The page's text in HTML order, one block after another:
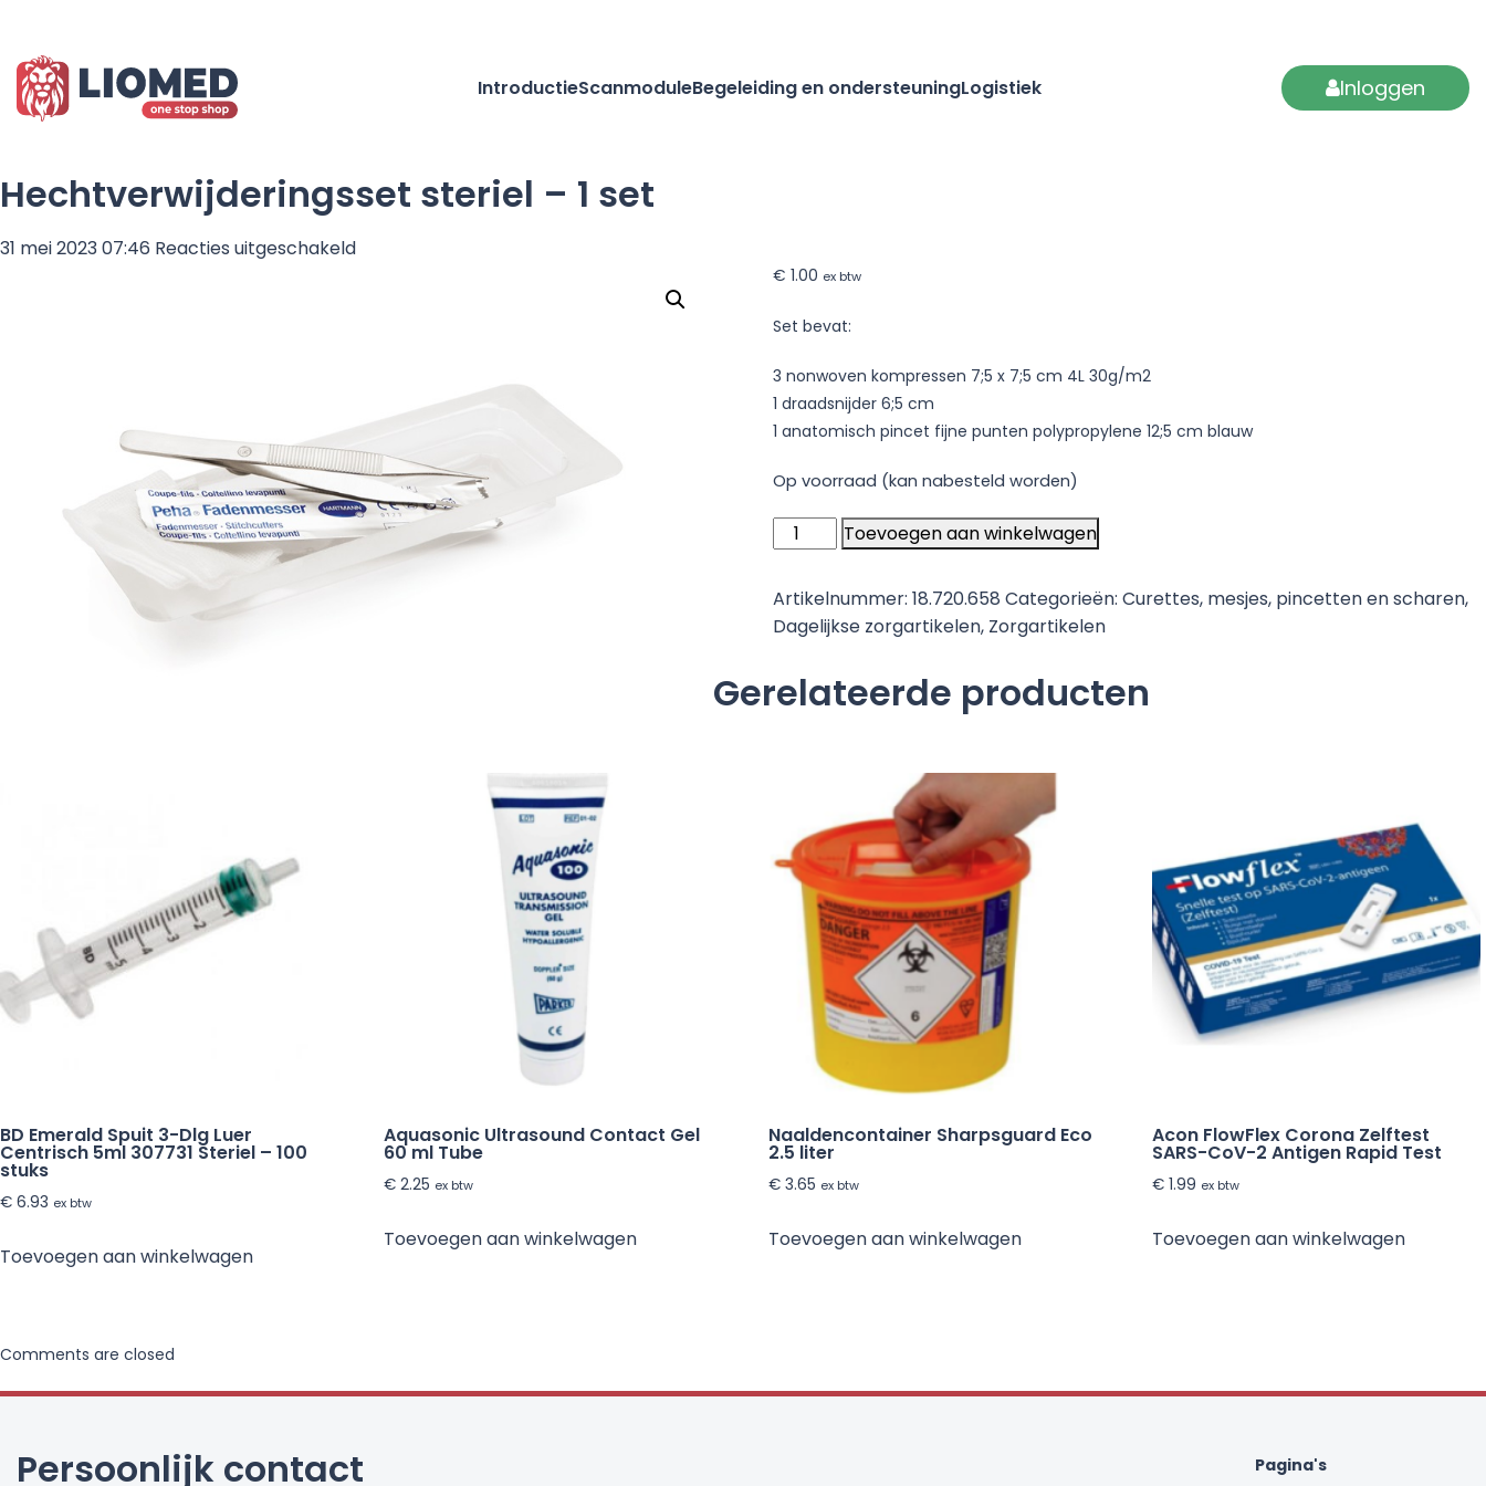
IntroductieScanmoduleBegeleiding en ondersteuningLogistiek Inloggen
Hechtverwijderingsset steriel – 1 set
31 mei 2023 07:46 Reacties uitgeschakeldvoor
€ 1.00 ex btw
Set bevat:
3 nonwoven kompressen 7;5 x 7;5 cm 4L 30g/m2
1 draadsnijder 6;5 cm
1 anatomisch pincet fijne punten polypropylene 12;5 cm blauw
Op voorraad (kan nabesteld worden)
Hechtverwijderingsset
steriel
1
set
Toevoegen aan winkelwagen
Artikelnummer: 18.720.658 Categorieën: Curettes, mesjes, pincetten en scharen,
Dagelijkse zorgartikelen, Zorgartikelen
Gerelateerde producten
BD Emerald Spuit 3-Dlg Luer
Centrisch 5ml 307731 Steriel – 100
stuks
€ 6.93 ex btw
Toevoegen aan winkelwagen
Aquasonic Ultrasound Contact Gel
60 ml Tube
€ 2.25 ex btw
Toevoegen aan winkelwagen
Naaldencontainer Sharpsguard Eco
2.5 liter
€3.65 ex btw
Toevoegen aan winkelwagen
Acon FlowFlex Corona Zelftest
SARS-CoV-2 Antigen Rapid Test
€ 1.99 ex btw
Toevoegen aan winkelwagen
Comments are closed
Persoonlijk contact Pagina's